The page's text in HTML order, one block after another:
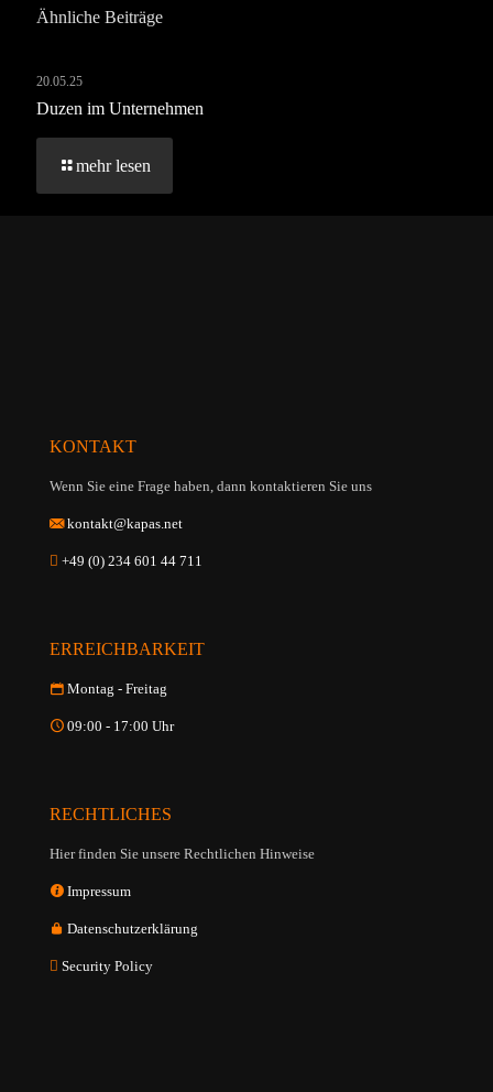
Ähnliche Beiträge
20.05.25
Duzen im Unternehmen
mehr lesen
KONTAKT
Wenn Sie eine Frage haben, dann kontaktieren Sie uns
kontakt@kapas.net
+49 (0) 234 601 44 711
ERREICHBARKEIT
Montag - Freitag
09:00 - 17:00 Uhr
RECHTLICHES
Hier finden Sie unsere Rechtlichen Hinweise
Impressum
Datenschutzerklärung
Security Policy